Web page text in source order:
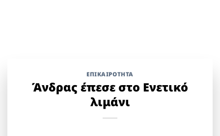
ΕΠΙΚΑΙΡΟΤΗΤΑ
Άνδρας έπεσε στο Ενετικό
λιμάνι